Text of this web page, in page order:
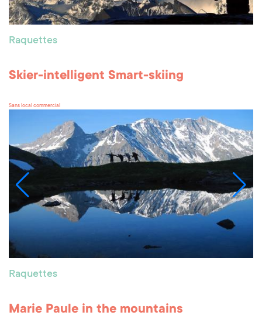
Raquettes
Skier-intelligent Smart-skiing
Sans local commercial
Raquettes
Marie Paule in the mountains